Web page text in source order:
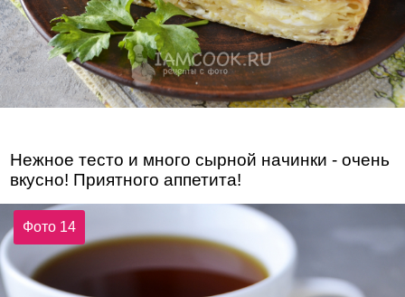
Нежное тесто и много сырной начинки - очень
вкусно! Приятного аппетита!
Фото 14